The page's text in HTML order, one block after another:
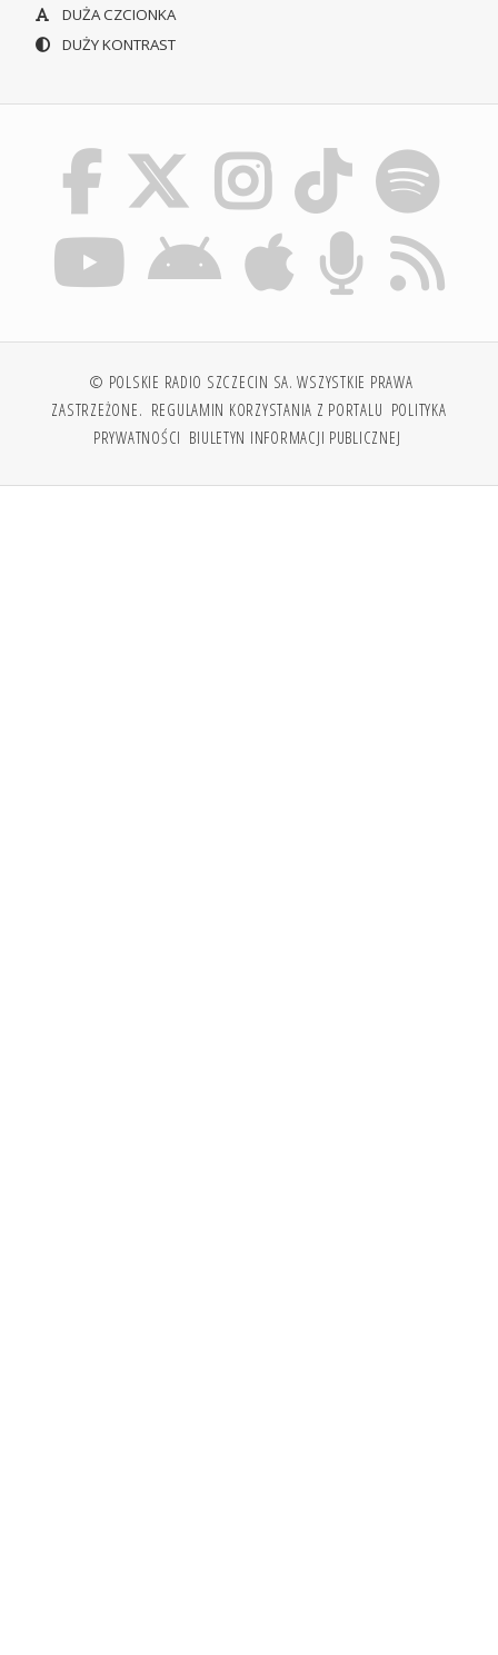
DUŻA CZCIONKA
DUŻY KONTRAST
© POLSKIE RADIO SZCZECIN SA. WSZYSTKIE PRAWA
ZASTRZEŻONE. REGULAMIN KORZYSTANIA Z PORTALU POLITYKA
PRYWATNOŚCI BIULETYN INFORMACJI PUBLICZNEJ